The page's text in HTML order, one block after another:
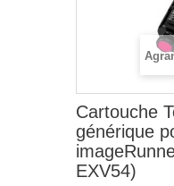
Cartouche
générique
EXV54)